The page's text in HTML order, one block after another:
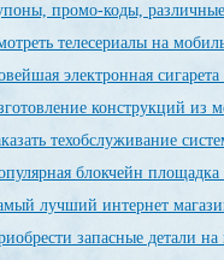
промо-коды,
телесериалы на
электронная
конструкций из
техобслуживание
блокчейн
лучший интернет
запасные детали